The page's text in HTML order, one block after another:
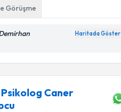
Görüşme
Haritada Göster
Caner